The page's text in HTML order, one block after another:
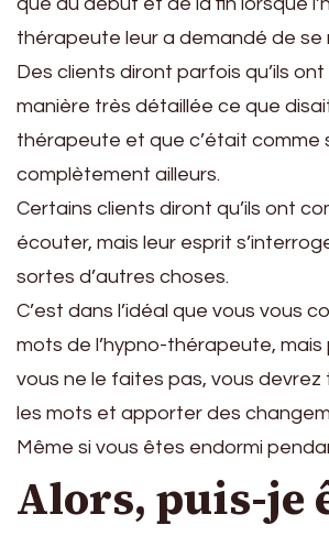
thérapeute leur a demandé de se
Des clients diront parfois qu’ils
manière très détaillée ce que
thérapeute et que c’était comme
complètement ailleurs.
Certains clients diront qu’ils ont
écouter, mais leur esprit
sortes d’autres choses.
C’est dans l’idéal que vous vous
mots de l’hypno-thérapeute, mais
vous ne le faites pas, vous devrez
les mots et apporter des
Même si vous êtes endormi
Alors, puis-je